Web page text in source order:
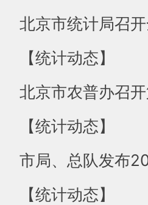
北京市统计局召
【统计动态】
北京市农普办召
【统计动态】
【统计动态】